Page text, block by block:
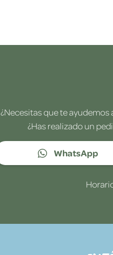
¿Necesitas que te
¿Has realizado un
WhatsApp